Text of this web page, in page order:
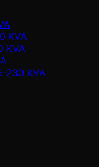
KVA
KVA
230 KVA